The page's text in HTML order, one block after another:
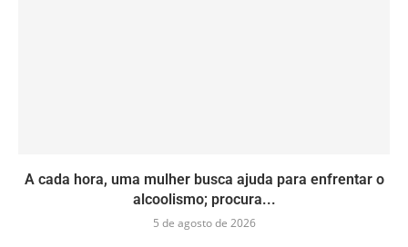
A cada hora, uma mulher busca ajuda para enfrentar o
alcoolismo; procura...
5 de agosto de 2026